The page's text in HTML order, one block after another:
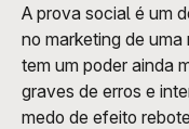
A prova social é um
no marketing de
tem um poder ainda
graves de erros e
medo de efeito